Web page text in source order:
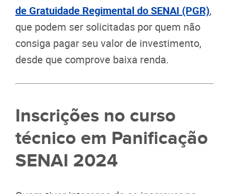
de Gratuidade Regimental do SENAI (PGR),
que podem ser solicitadas por quem não
consiga pagar seu valor de investimento,
desde que comprove baixa renda.
Inscrições no curso
técnico em Panificação
SENAI 2024